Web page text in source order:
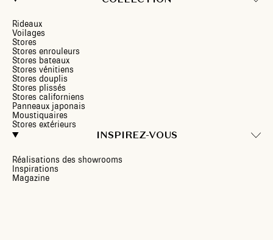
Rideaux
Voilages
Stores
Stores enrouleurs
Stores bateaux
Stores vénitiens
Stores douplis
Stores plissés
Stores californiens
Panneaux japonais
Moustiquaires
Stores extérieurs
INSPIREZ-VOUS
Réalisations des showrooms
Inspirations
Magazine